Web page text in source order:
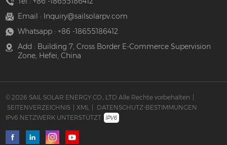
Email :
Inquiry@sailsolarpv.com
Whatsapp : +86 -18655186412
Add : Building 7, Cross Border E-Commerce Supervision
Zone, Hefei, China
© 2026 SAIL SOLAR ENERGY CO., LTD Alle Rechte vorbehalten |
SEITENVERZEICHNIS | XML | DATENSCHUTZ-BESTIMMUNGEN
IPv6 NETZWERK UNTERSTÜTZT